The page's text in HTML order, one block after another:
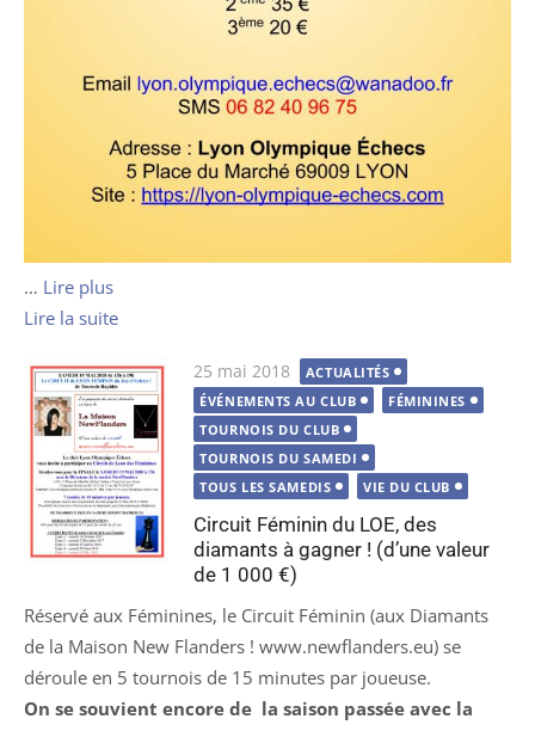
… Lire plus
Lire la suite
Publié
le
25 mai 2018
ACTUALITÉS
ÉVÉNEMENTS AU CLUB
FÉMININES
TOURNOIS DU CLUB
TOURNOIS DU SAMEDI
TOUS LES SAMEDIS
VIE DU CLUB
Circuit Féminin du LOE, des
diamants à gagner ! (d’une valeur
de 1 000 €)
Réservé aux Féminines, le Circuit Féminin (aux Diamants
de la Maison New Flanders ! www.newflanders.eu) se
déroule en 5 tournois de 15 minutes par joueuse.
On se souvient encore de la saison passée avec la